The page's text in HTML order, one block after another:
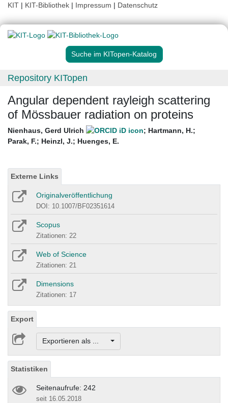
KIT | KIT-Bibliothek | Impressum | Datenschutz
Suche im KITopen-Katalog
Repository KITopen
Angular dependent rayleigh scattering
of Mössbauer radiation on proteins
Nienhaus, Gerd Ulrich ; Hartmann, H.;
Parak, F.; Heinzl, J.; Huenges, E.
Externe Links
Originalveröffentlichung
DOI: 10.1007/BF02351614
Scopus
Zitationen: 22
Web of Science
Zitationen: 21
Dimensions
Zitationen: 17
Export
Exportieren als ...
Statistiken
Seitenaufrufe: 242
seit 16.05.2018